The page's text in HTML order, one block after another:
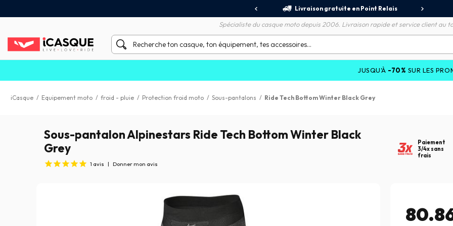
Livraison gratuite en Point Relais
Spécialiste du casque moto depuis 2006. Livraison rapide et service client au
-70%SUR LES PROMOTIONS
iCasque / Equipement moto / froid - pluie / Protection froid moto / Sous-pantalons / Ride Tech Bottom Winter Black Grey
Sous-pantalon Alpinestars Ride Tech Bottom Winter Black
Grey
1 avis | Donner mon avis
Paiement
3/4x sans
frais